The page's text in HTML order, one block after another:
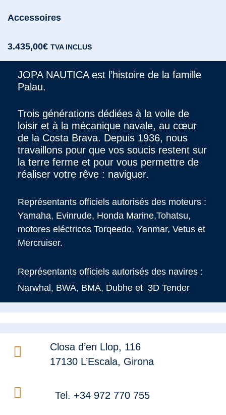
Accessoires
3.435,00€ TVA INCLUS
JOPA NAUTICA est l’histoire de la famille
Palau.
Trois générations dédiées à la voile de
loisir et à la mécanique navale, au cœur
de la Costa Brava. Depuis 1936, nous
travaillons pour que vos soucis restent sur
la terre ferme et pour vous permettre de
réaliser votre rêve : naviguer.
Représentants officiels autorisés des moteurs :
Yamaha, Evinrude, Honda Marine,Tohatsu,
motores eléctricos Torqeedo, Yanmar, Vetus et
Mercruiser.
Représentants officiels autorisés des navires :
Narwhal, BWA, BMA, Dubhe et 3D Tender
Closa d’en Llop, 116
17130 L’Escala, Girona
Tel. +34 972 770 755